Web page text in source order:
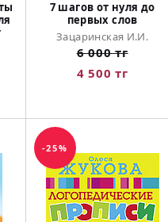
7 шагов от нуля до
первых слов
Зацаринская И.И.
6 000 тг
4 500 тг
-25%